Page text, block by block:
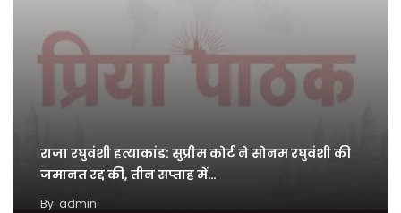
राजा रघुवंशी हत्याकांड: सुप्रीम कोर्ट ने सोनम रघुवंशी की
जमानत रद्द की, तीन सप्ताह में…
By admin